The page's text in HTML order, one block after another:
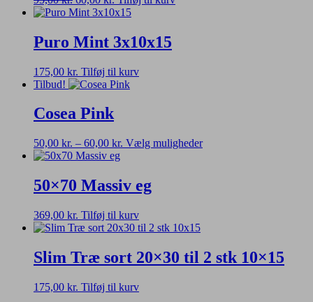
oprindelige
var:
95,00 kr..
aktuelle
er:
60,00 kr..
Puro Mint 3x10x15
175,00 kr. Tilføj til kurv
Tilbud!
Cosea Pink
50,00 kr. – 60,00 kr. Prisinterval:
60,00 kr.
Vælg mulighederDette
varesiden
50×70 Massiv eg
369,00 kr. Tilføj til kurv
Slim Træ sort 20×30 til 2 stk 10×15
175,00 kr. Tilføj til kurv